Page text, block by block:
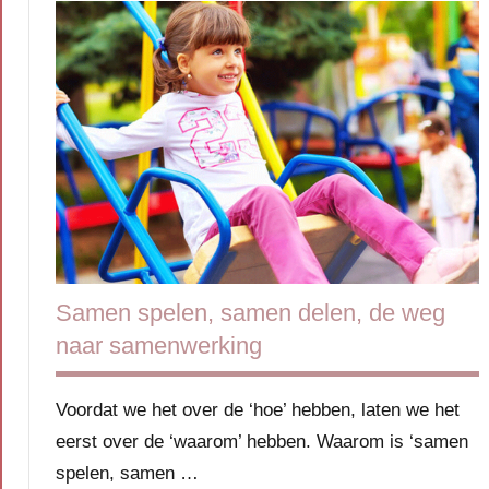
Samen spelen, samen delen, de weg
naar samenwerking
Voordat we het over de ‘hoe’ hebben, laten we het
eerst over de ‘waarom’ hebben. Waarom is ‘samen
spelen, samen …